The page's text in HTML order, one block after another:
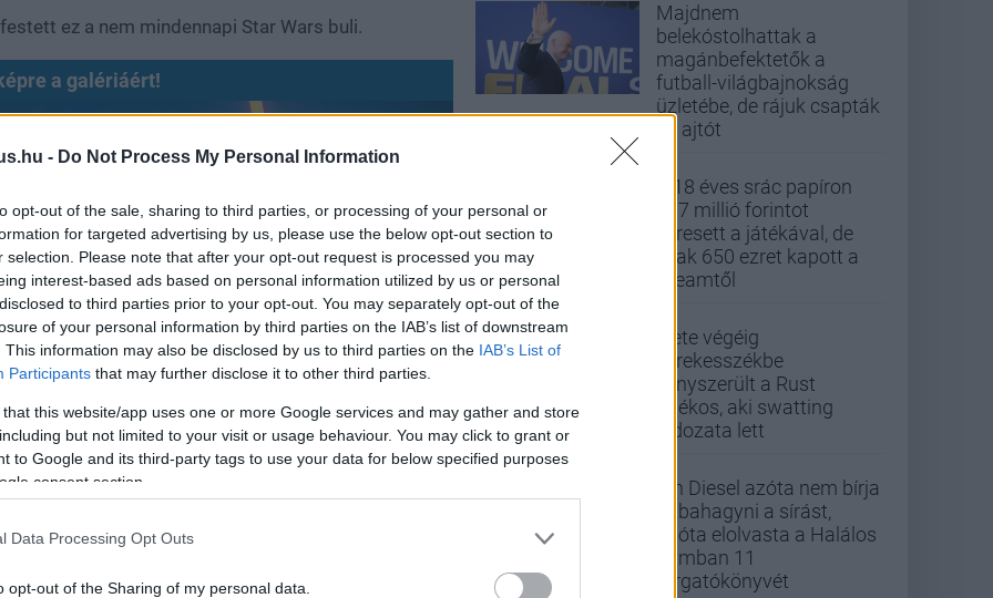
- Do Not Process My Personal Information
opt-out of the sale, sharing to third parties, or processing of your personal or
for targeted advertising by us, please use the below opt-out section to
selection. Please note that after your opt-out request is processed you may
interest-based ads based on personal information utilized by us or personal
to third parties prior to your opt-out. You may separately opt-out of the
of your personal information by third parties on the IAB’s list of downstream
This information may also be disclosed by us to third parties on the IAB’s List of
Participants that may further disclose it to other third parties.
that this website/app uses one or more Google services and may gather and store
but not limited to your visit or usage behaviour. You may click to grant or
to Google and its third-party tags to use your data for below specified purposes
consent section.
Data Processing Opt Outs
opt-out of the Sharing of my personal data.
ez a nem mindennapi Star Wars buli.
a galériáért!
Majdnem
belekóstolhattak a
magánbefektetők a
futball-világbajnokság
üzletébe, de rájuk csapták
az ajtót
A 18 éves srác papíron
437 millió forintot
keresett a játékával, de
csak 650 ezret kapott a
Steamtől
Élete végéig
kerekesszékbe
kényszerült a Rust
játékos, aki swatting
áldozata lett
Vin Diesel azóta nem bírja
abbahagyni a sírást,
mióta elolvasta a Halálos
iramban 11
forgatókönyvét